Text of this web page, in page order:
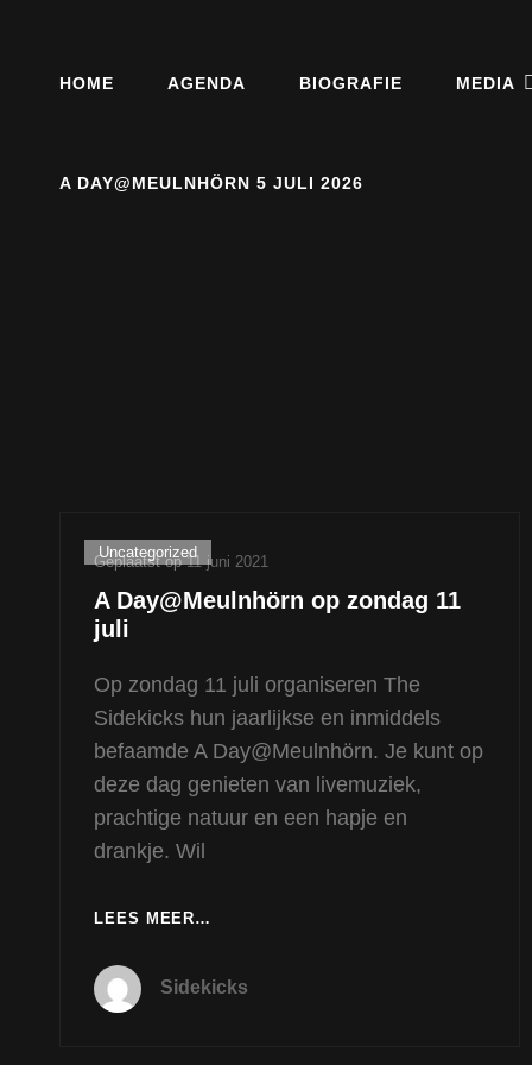
HOME AGENDA BIOGRAFIE MEDIA
A DAY@MEULNHÖRN 5 JULI 2026
CatUncategorized
Geplaatst op11 juni 2021
A Day@Meulnhörn op zondag 11
juli
Op zondag 11 juli organiseren The
Sidekicks hun jaarlijkse en inmiddels
befaamde A Day@Meulnhörn. Je kunt op
deze dag genieten van livemuziek,
prachtige natuur en een hapje en
drankje. Wil
LEES MEER…
ZONDAG
Sidekicks